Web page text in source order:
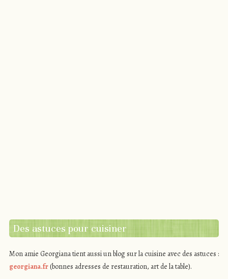
Des astuces pour cuisiner
Mon amie Georgiana tient aussi un blog sur la cuisine avec des astuces :
georgiana.fr(bonnes adresses de restauration, art de la table).